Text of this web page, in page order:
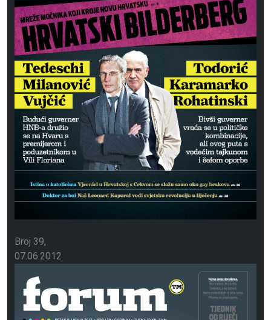
Broj 39
07.06.2012